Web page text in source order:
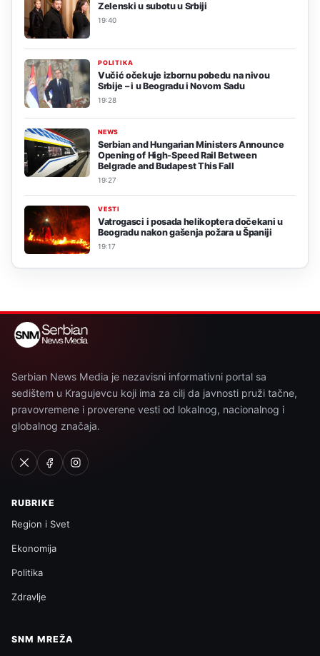
Zelenski u subotu u Srbiji
19:40
POLITIKA
Vučić očekuje izbornu pobedu na nivou
Srbije – i u Beogradu i Novom Sadu
19:28
NEWS
Serbian and Hungarian Ministers Announce
Opening of High-Speed Rail Between
Belgrade and Budapest This Fall
19:27
VESTI
Vatrogasci i posada helikoptera dočekani u
Beogradu nakon gašenja požara u Španiji
19:17
Serbian News Media je nezavisni informativni portal sa
sedištem u Kragujevcu koji ima za cilj da javnosti pruži tačne,
pravovremene i proverene vesti od lokalnog, nacionalnog i
globalnog značaja.
RUBRIKE
Region i Svet
Ekonomija
Politika
Zdravlje
SNM MREŽA